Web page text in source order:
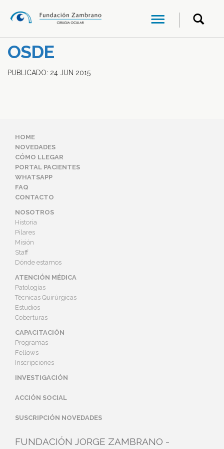
OSDE
PUBLICADO: 24 JUN 2015
HOME
NOVEDADES
CÓMO LLEGAR
PORTAL PACIENTES
WHATSAPP
FAQ
CONTACTO
NOSOTROS
Historia
Pilares
Misión
Staff
Dónde estamos
ATENCIÓN MÉDICA
Patologías
Técnicas Quirúrgicas
Estudios
Coberturas
CAPACITACIÓN
Programas
Fellows
Inscripciones
INVESTIGACIÓN
ACCIÓN SOCIAL
SUSCRIPCIÓN NOVEDADES
FUNDACIÓN JORGE ZAMBRANO -